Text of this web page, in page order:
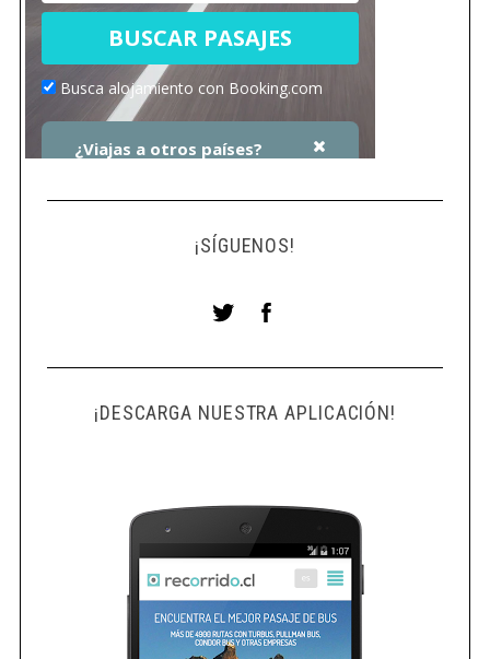
¡SÍGUENOS!
¡DESCARGA NUESTRA APLICACIÓN!